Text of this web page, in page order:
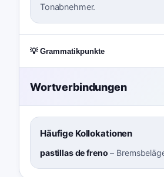
Tonabnehmer.
💡 Grammatikpunkte
Wortverbindungen
Häufige Kollokationen
pastillas de freno –